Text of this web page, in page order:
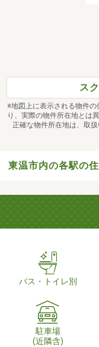
ス
※地図上に表示される物件
り、実際の物件所在地とは
正確な物件所在地は、取扱
東温市内の各駅の
バス・トイレ別
駐車場
(近隣含)